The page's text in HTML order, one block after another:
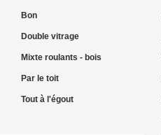
Bon
Double vitrage
Mixte roulants - bois
Par le toit
Tout à l'égout